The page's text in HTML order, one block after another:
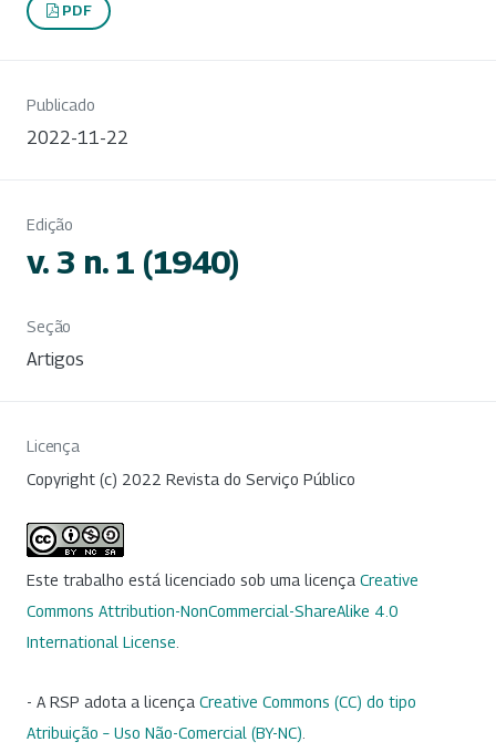
PDF
Publicado
2022-11-22
Edição
v. 3 n. 1 (1940)
Seção
Artigos
Licença
Copyright (c) 2022 Revista do Serviço Público
Este trabalho está licenciado sob uma licença Creative
Commons Attribution-NonCommercial-ShareAlike 4.0
International License
- A RSP adota a licença Creative Commons (CC) do tipo
Atribuição – Uso Não-Comercial (BY-NC)